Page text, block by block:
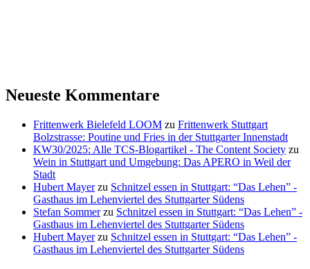
Neueste Kommentare
Frittenwerk Bielefeld LOOM zu Frittenwerk Stuttgart
Bolzstrasse: Poutine und Fries in der Stuttgarter Innenstadt
KW30/2025: Alle TCS-Blogartikel - The Content Society zu
Wein in Stuttgart und Umgebung: Das APERO in Weil der
Stadt
Hubert Mayerzu Schnitzel essen in Stuttgart: “Das Lehen” -
Gasthaus im Lehenviertel des Stuttgarter Südens
Stefan Sommerzu Schnitzel essen in Stuttgart: “Das Lehen” -
Gasthaus im Lehenviertel des Stuttgarter Südens
Hubert Mayerzu Schnitzel essen in Stuttgart: “Das Lehen” -
Gasthaus im Lehenviertel des Stuttgarter Südens